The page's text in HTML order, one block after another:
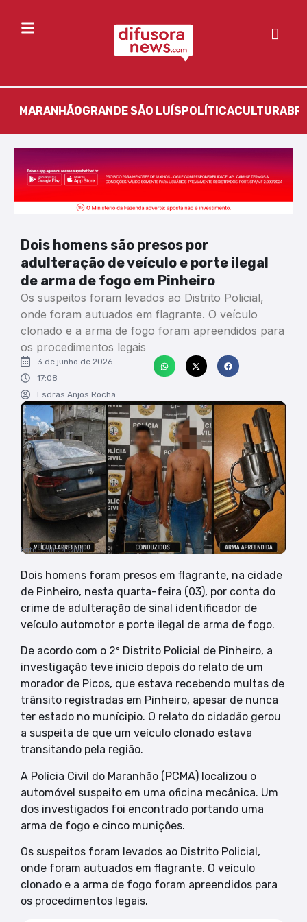
MARANHÃOGRANDE SÃO LUÍS POLÍTICACULTURA
Dois homens são presos por
adulteração de veículo e porte ilegal
de arma de fogo em Pinheiro
Os suspeitos foram levados ao Distrito Policial,
onde foram autuados em flagrante. O veículo
clonado e a arma de fogo foram apreendidos para
os procedimentos legais
3 de junho de 2026
17:08
Esdras Anjos Rocha
Foto: Polícia Civil
Dois homens foram presos em flagrante, na cidade
de Pinheiro, nesta quarta-feira (03), por conta do
crime de adulteração de sinal identificador de
veículo automotor e porte ilegal de arma de fogo.
De acordo com o 2º Distrito Policial de Pinheiro, a
investigação teve inicio depois do relato de um
morador de Picos, que estava recebendo multas de
trânsito registradas em Pinheiro, apesar de nunca
ter estado no munícipio. O relato do cidadão gerou
a suspeita de que um veículo clonado estava
transitando pela região.
A Polícia Civil do Maranhão (PCMA) localizou o
automóvel suspeito em uma oficina mecânica. Um
dos investigados foi encontrado portando uma
arma de fogo e cinco munições.
Os suspeitos foram levados ao Distrito Policial,
onde foram autuados em flagrante. O veículo
clonado e a arma de fogo foram apreendidos para
os procedimentos legais.